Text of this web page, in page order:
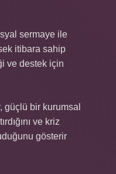
sermaye ile
itibara sahip
ve destek için
güçlü bir kurumsal
ve kriz
gösterir